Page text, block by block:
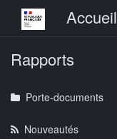
Menu principalAccueil
Rapports
Porte-documents
Nouveautés